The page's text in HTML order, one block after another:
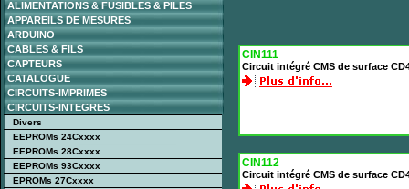
ALIMENTATIONS & FUSIBLES & PILES
APPAREILS DE MESURES
ARDUINO
CABLES & FILS
CAPTEURS
CATALOGUE
CIRCUITS-IMPRIMES
CIRCUITS-INTEGRES
Divers
EEPROMs 24Cxxxx
EEPROMs 28Cxxxx
EEPROMs 93Cxxxx
EPROMs 27Cxxxx
CIN111
Circuit intégré CMS de surface
CIN112
Circuit intégré CMS de surface